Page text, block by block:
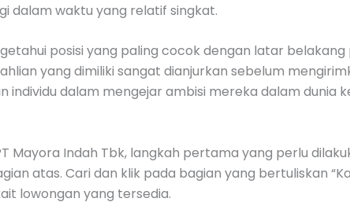
dalam waktu yang relatif singkat.
posisi yang paling cocok dengan latar
yang dimiliki sangat dianjurkan sebelum
individu dalam mengejar ambisi mereka dalam dunia
Mayora Indah Tbk, langkah pertama yang perlu
atas. Cari dan klik pada bagian yang bertuliskan
lowongan yang tersedia.